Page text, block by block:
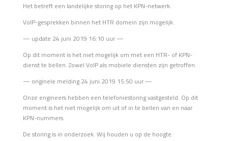
Het betreft een landelijke storing op het KPN-netwerk.
VoIP-gesprekken binnen het HTR domein zijn mogelijk.
— update 24 juni 2019 16:10 uur —
Op dit moment is het niet mogelijk om met een HTR- of KPN-
dienst te bellen. Zowel VoIP als mobiele diensten zijn getroffen.
— originele melding 24 juni 2019 15:50 uur —
Onze engineers hebben een telefoniestoring vastgesteld. Op dit
moment is het niet mogelijk om uit of in te bellen van en naar
KPN-nummers.
De storing is in onderzoek. Wij houden u op de hoogte.